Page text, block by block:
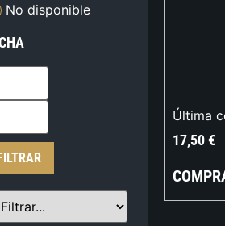
No disponible
FILTRAR
Última
17,50€